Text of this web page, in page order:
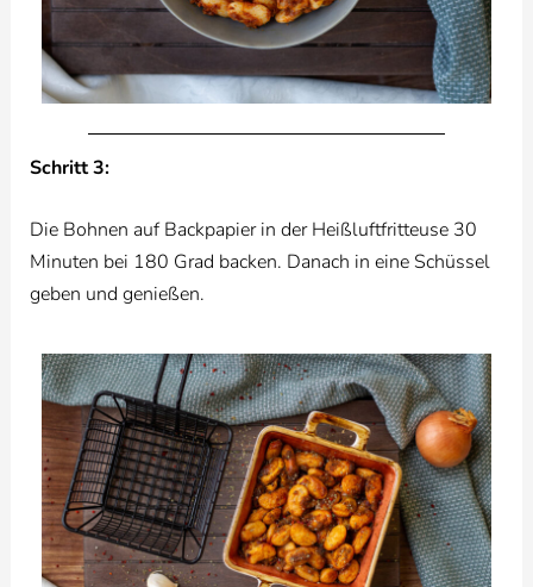
Schritt 3:
Die Bohnen auf Backpapier in der Heißluftfritteuse 30
Minuten bei 180 Grad backen. Danach in eine Schüssel
geben und genießen.